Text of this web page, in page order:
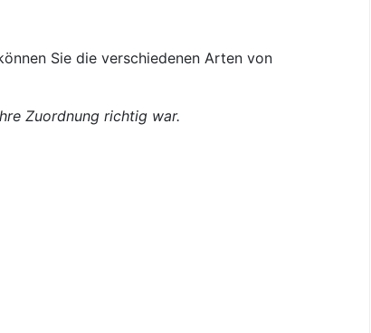
Sie die verschiedenen Arten von
Zuordnung richtig war.